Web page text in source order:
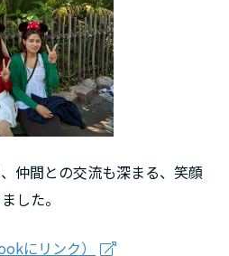
仲間との交流も深まる、笑顔
した。
にリンク）